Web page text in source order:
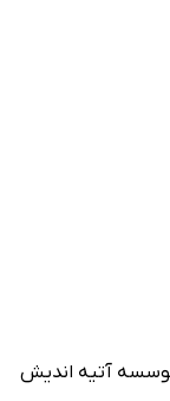
آتیه اندیش